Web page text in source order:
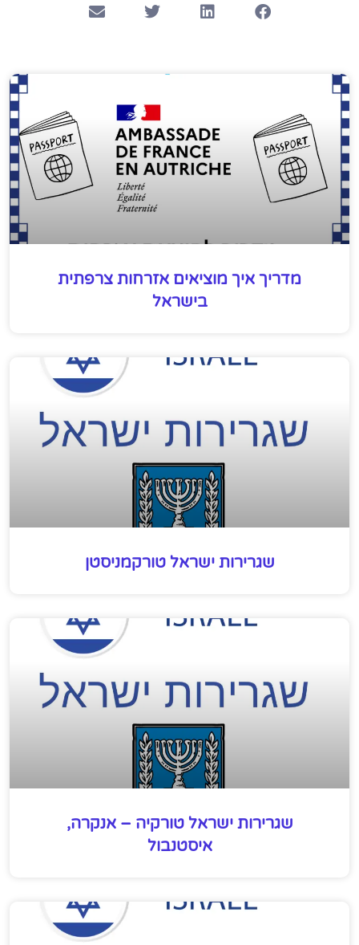
מדריך איך מוציאים אזרחות צרפתית
בישראל
שגרירות ישראל טורקמניסטן
שגרירות ישראל טורקיה – אנקרה,
איסטנבול